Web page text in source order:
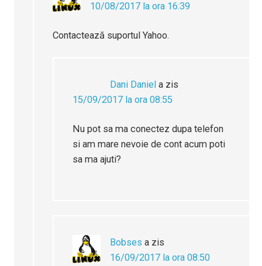
10/08/2017 la ora 16:39
Contactează suportul Yahoo.
Dani Daniel a zis
15/09/2017 la ora 08:55
Nu pot sa ma conectez dupa telefon
si am mare nevoie de cont acum poti
sa ma ajuti?
Bobses a zis
16/09/2017 la ora 08:50